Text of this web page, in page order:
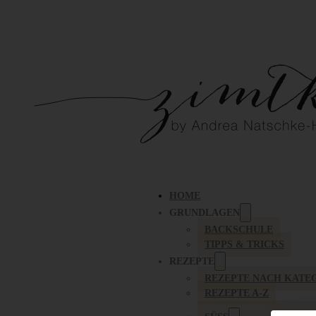
HOME
GRUNDLAGEN
BACKSCHULE
TIPPS & TRICKS
REZEPTE
REZEPTE NACH
REZEPTE A-Z